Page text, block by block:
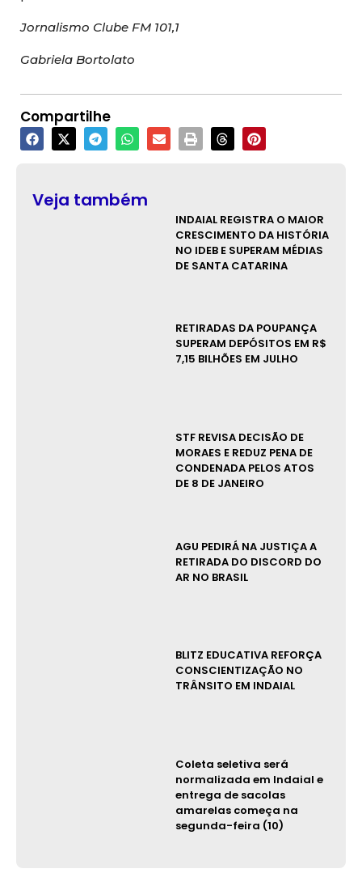
Jornalismo Clube FM 101,1
Gabriela Bortolato
Compartilhe
Veja também
INDAIAL REGISTRA O MAIOR
CRESCIMENTO DA HISTÓRIA
NO IDEB E SUPERAM MÉDIAS
DE SANTA CATARINA
RETIRADAS DA POUPANÇA
SUPERAM DEPÓSITOS EM R$
7,15 BILHÕES EM JULHO
STF REVISA DECISÃO DE
MORAES E REDUZ PENA DE
CONDENADA PELOS ATOS
DE 8 DE JANEIRO
AGU PEDIRÁ NA JUSTIÇA A
RETIRADA DO DISCORD DO
AR NO BRASIL
BLITZ EDUCATIVA REFORÇA
CONSCIENTIZAÇÃO NO
TRÂNSITO EM INDAIAL
Coleta seletiva será
normalizada em Indaial e
entrega de sacolas
amarelas começa na
segunda-feira (10)